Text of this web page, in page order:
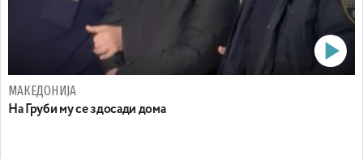
МАКЕДОНИЈА
На Груби му се здосади дома